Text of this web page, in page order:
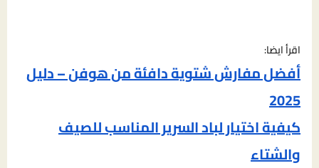
اقرأ ايضا:
أفضل مفارش شتوية دافئة من هوفن – دليل
2025
كيفية اختيار لباد السرير المناسب للصيف
والشتاء